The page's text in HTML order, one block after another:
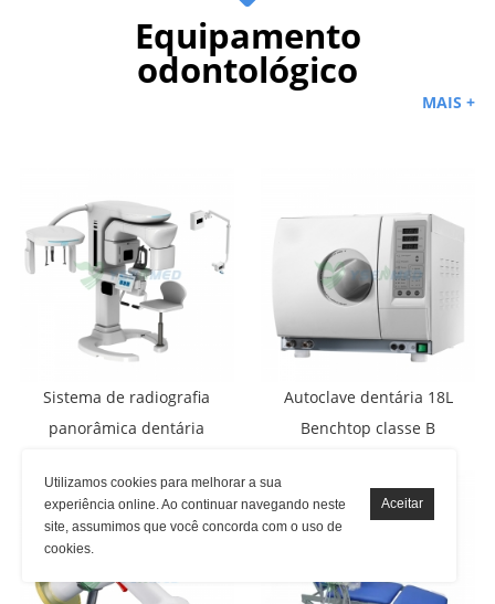
Utilizamos cookies para melhorar a sua
experiência online. Ao continuar navegando neste
site, assumimos que você concorda com o uso de
cookies.
Equipamento
odontológico
MAIS +
Sistema de radiografia
panorâmica dentária
Autoclave dentária 18L
Benchtop classe B